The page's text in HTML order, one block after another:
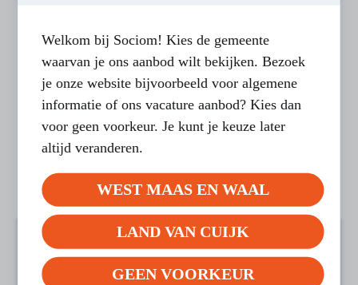
Meld je aan voor de Dag van de
Mantelzorg in West Maas en Waal
Welkom bij Sociom! Kies de gemeente
waarvan je ons aanbod wilt bekijken. Bezoek
je onze website bijvoorbeeld voor algemene
informatie of ons vacature aanbod? Kies dan
voor geen voorkeur. Je kunt je keuze later
altijd veranderen.
WEST MAAS EN WAAL
LAND VAN CUIJK
GEEN VOORKEUR